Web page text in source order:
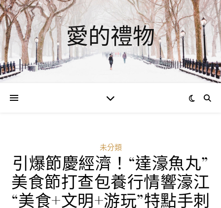
愛的禮物
未分類
引爆節慶經濟！“達濠魚丸”
美食節打查包養行情響濠江
“美食+文明+游玩”特點手刺